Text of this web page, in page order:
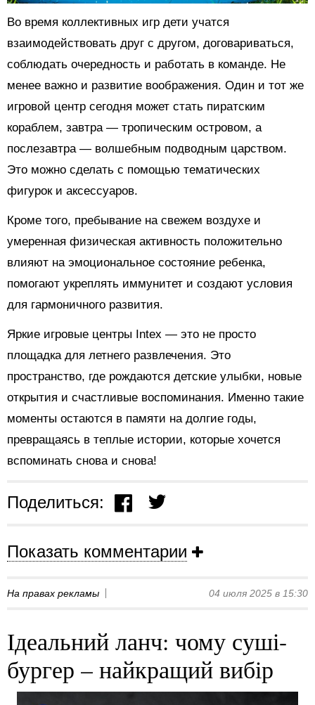
Во время коллективных игр дети учатся
взаимодействовать друг с другом, договариваться,
соблюдать очередность и работать в команде. Не
менее важно и развитие воображения. Один и тот же
игровой центр сегодня может стать пиратским
кораблем, завтра — тропическим островом, а
послезавтра — волшебным подводным царством.
Это можно сделать с помощью тематических
фигурок и аксессуаров.
Кроме того, пребывание на свежем воздухе и
умеренная физическая активность положительно
влияют на эмоциональное состояние ребенка,
помогают укреплять иммунитет и создают условия
для гармоничного развития.
Яркие игровые центры Intex — это не просто
площадка для летнего развлечения. Это
пространство, где рождаются детские улыбки, новые
открытия и счастливые воспоминания. Именно такие
моменты остаются в памяти на долгие годы,
превращаясь в теплые истории, которые хочется
вспоминать снова и снова!
Поделиться:
Показать комментарии
На правах рекламы 04 июля 2025 в 15:30
Ідеальний ланч: чому суші-
бургер – найкращий вибір